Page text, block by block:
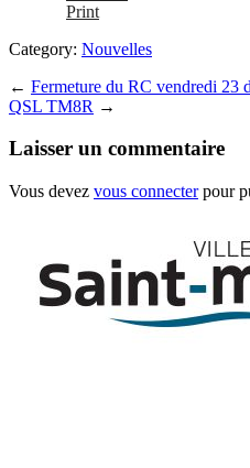
Print
Category: Nouvelles
← Fermeture du RC vendredi 23
QSL TM8R →
Laisser un commentaire
Vous devez vous connecterpour